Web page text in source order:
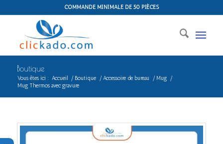
COMMANDE MINIMALE DE 50 PIÈCES
Boutique
Vous êtes ici : Accueil / Boutique / Accessoire de bureau / Mug
/
Mug Thermos avec gravure